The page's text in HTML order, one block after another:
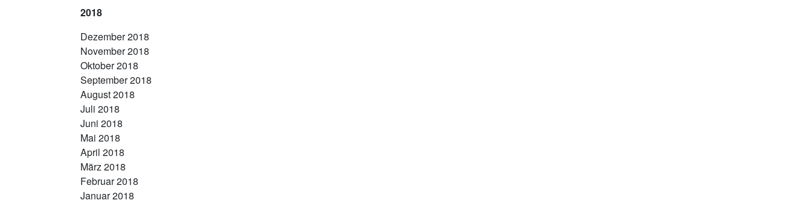
2018
Dezember 2018
November 2018
Oktober 2018
September 2018
August 2018
Juli 2018
Juni 2018
Mai 2018
April 2018
März 2018
Februar 2018
Januar 2018